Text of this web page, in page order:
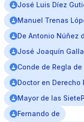
José Luis Díez
Manuel Trenas
De Antonio Núñez
José Joaquín
Conde de Regla
Doctor en
Mayor de las
Fernando de